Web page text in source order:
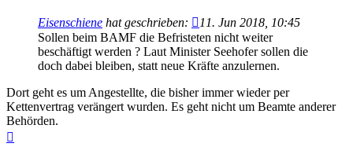
Eisenschiene hat geschrieben:
11. Jun 2018, 10:45
Sollen beim BAMF die Befristeten nicht weiter
beschäftigt werden ? Laut Minister Seehofer sollen die
doch dabei bleiben, statt neue Kräfte anzulernen.
Dort geht es um Angestellte, die bisher immer wieder per
Kettenvertrag verängert wurden. Es geht nicht um Beamte anderer
Behörden.